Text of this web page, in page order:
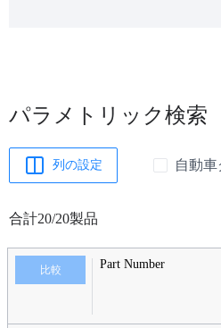
パラメトリック検索
列の設定 自動車
合計20/20製品
比較 Part Number